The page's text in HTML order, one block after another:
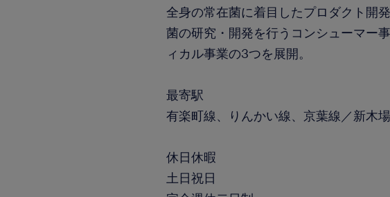
全身の常在菌に着目したプロダクト開
菌の研究・開発を行うコンシューマー
ィカル事業の3つを展開。
最寄駅
有楽町線、りんかい線、京葉線／新木
休日休暇
土日祝日